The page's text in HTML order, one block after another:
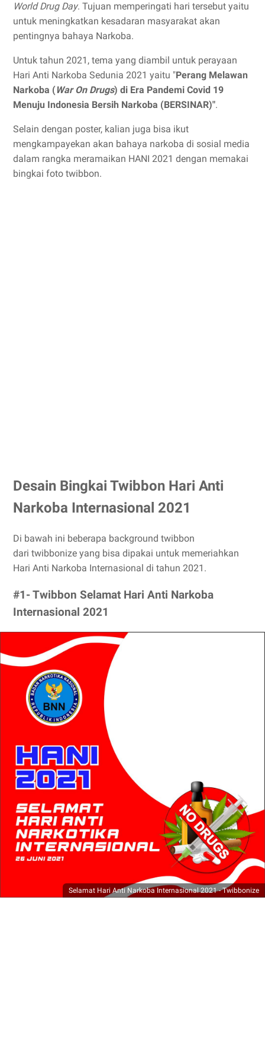
World Drug Day. Tujuan memperingati hari tersebut yaitu
untuk meningkatkan kesadaran masyarakat akan
pentingnya bahaya Narkoba.
Untuk tahun 2021, tema yang diambil untuk perayaan
Hari Anti Narkoba Sedunia 2021 yaitu "Perang Melawan
Narkoba (War On Drugs) di Era Pandemi Covid 19
Menuju Indonesia Bersih Narkoba (BERSINAR)".
Selain dengan poster, kalian juga bisa ikut
mengkampayekan akan bahaya narkoba di sosial media
dalam rangka meramaikan HANI 2021 dengan memakai
bingkai foto twibbon.
Desain Bingkai Twibbon Hari Anti
Narkoba Internasional 2021
Di bawah ini beberapa background twibbon
dari twibbonize yang bisa dipakai untuk memeriahkan
Hari Anti Narkoba Internasional di tahun 2021.
#1- Twibbon Selamat Hari Anti Narkoba
Internasional 2021
Selamat Hari Anti Narkoba Internasional 2021 - Twibbonize